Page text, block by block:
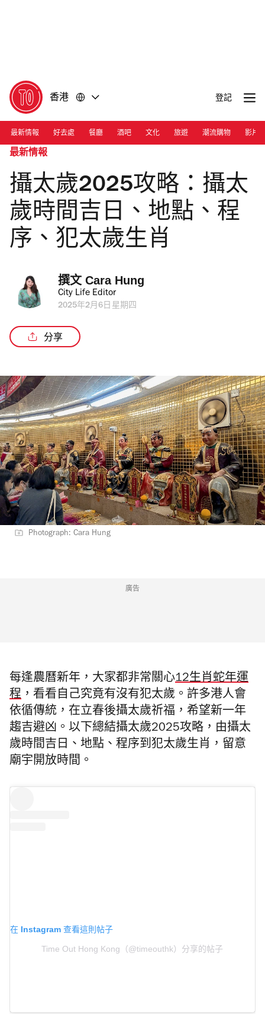
香港 登記
最新情報 好去處 餐廳 酒吧 文化 旅遊 潮流購物 影片
最新情報
攝太歲2025攻略：攝太
歲時間吉日、地點、程
序、犯太歲生肖
撰文 Cara Hung
City Life Editor
2025年2月6日星期四
分享
Photograph: Cara Hung
廣告
每逢農曆新年，大家都非常關心12生肖蛇年運
程 ，看看自己究竟有沒有犯太歲。許多港人會
依循傳統，在立春後攝太歲祈福，希望新一年
趨吉避凶。以下總結攝太歲2025攻略，由攝太
歲時間吉日、地點、程序到犯太歲生肖，留意
廟宇開放時間。
在 Instagram 查看這則帖子
Time Out Hong Kong（@timeouthk）分享的帖子